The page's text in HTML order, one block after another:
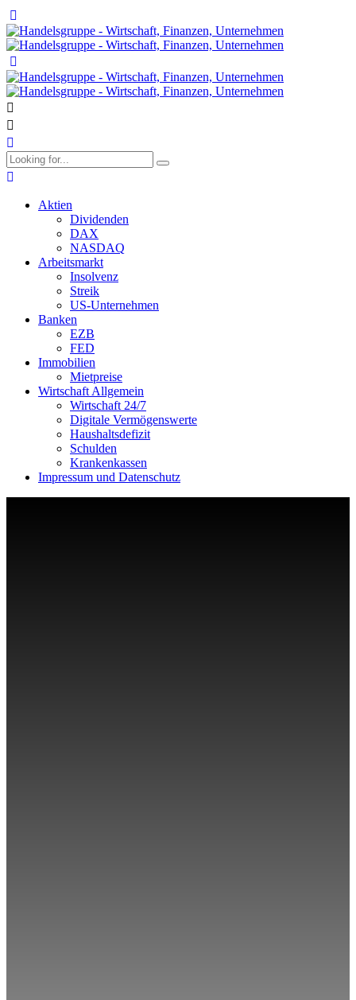
Aktien
Dividenden
DAX
NASDAQ
Arbeitsmarkt
Insolvenz
Streik
US-Unternehmen
Banken
EZB
FED
Immobilien
Mietpreise
Wirtschaft Allgemein
Wirtschaft 24/7
Digitale Vermögenswerte
Haushaltsdefizit
Schulden
Krankenkassen
Impressum und Datenschutz